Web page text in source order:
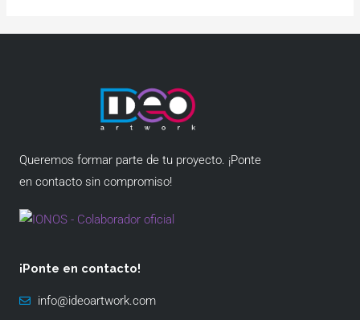
Queremos formar parte de tu proyecto. ¡Ponte
en contacto sin compromiso!
¡Ponte en contacto!
info@ideoartwork.com